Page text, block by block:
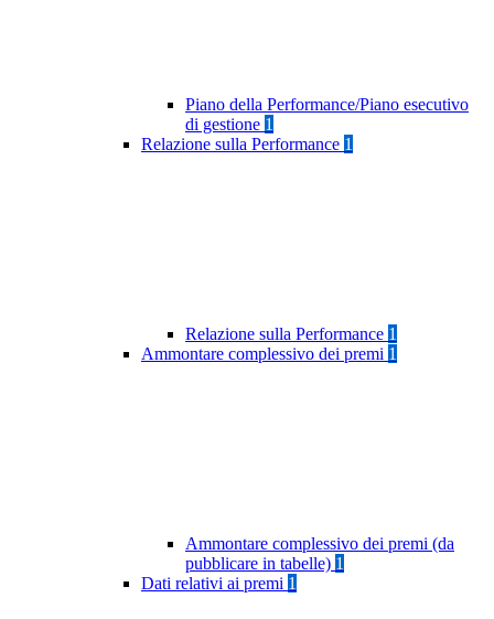
Piano della Performance/Piano esecutivo
di gestione 1
Relazione sulla Performance 1
Relazione sulla Performance 1
Ammontare complessivo dei premi 1
Ammontare complessivo dei premi (da
pubblicare in tabelle) 1
Dati relativi ai premi 1